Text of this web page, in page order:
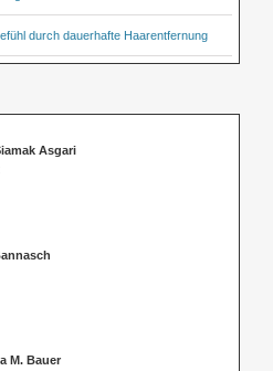
durch dauerhafte Haarentfernung
Asgari
M. Bauer